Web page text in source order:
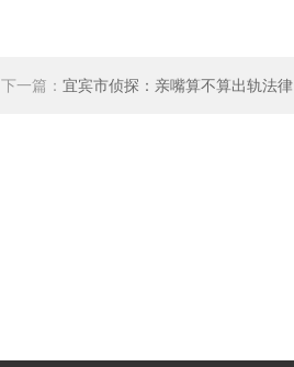
下一篇：宜宾市侦探：亲嘴算不算出轨法律